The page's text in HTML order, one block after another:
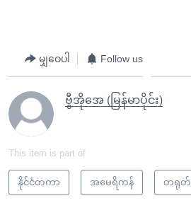
မျှဝေပါ Follow us
ဗွီအိုအေ (မြန်မာပိုင်း)
This item is part of
နိုင်ငံတကာ အမေရိကန် တရုတ်